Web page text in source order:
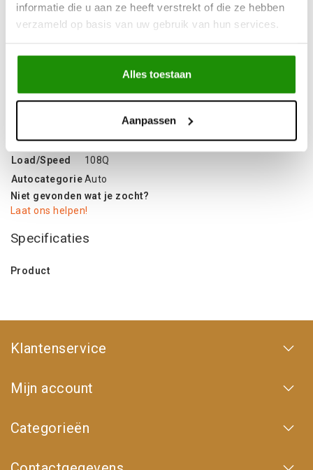
informatie die u aan ze heeft verstrekt of die ze hebben
verzameld op basis van uw gebruik van hun services.
Alles toestaan
Aanpassen
Informatie
Profiel
Grabber x3
33x12.5-15
Maat2
33x12.5-15
Load/Speed
108Q
AutocategorieAuto
Niet gevonden wat je zocht?
Laat ons helpen!
Specificaties
Product
Klantenservice
Mijn account
Categorieën